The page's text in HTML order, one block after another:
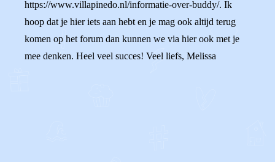
https://www.villapinedo.nl/informatie-over-buddy/. Ik
hoop dat je hier iets aan hebt en je mag ook altijd terug
komen op het forum dan kunnen we via hier ook met je
mee denken. Heel veel succes! Veel liefs, Melissa